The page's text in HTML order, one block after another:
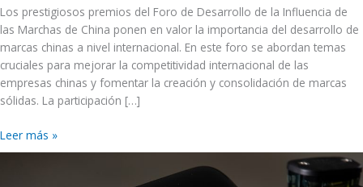
Los prestigiosos premios del Foro de Desarrollo de la Influencia de
las Marchas de China ponen en valor la importancia del desarrollo de
marcas chinas a nivel internacional. En este foro se abordan temas
cruciales para mejorar la competitividad internacional de las
empresas chinas y fomentar la creación y consolidación de marcas
sólidas. La participación […]
Leer más »